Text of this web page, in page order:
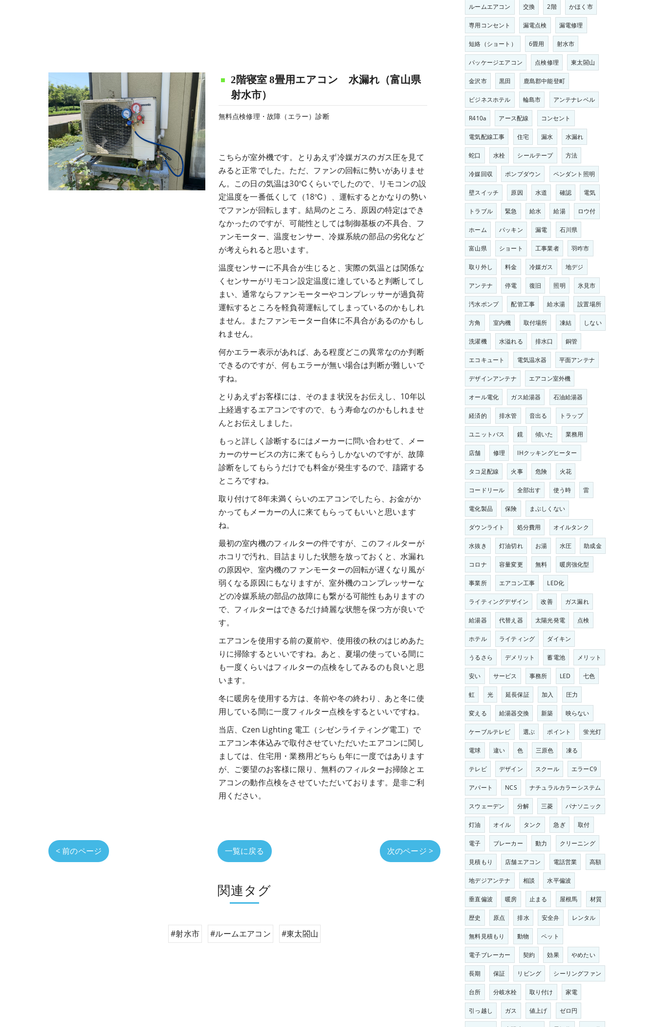
2階寝室 8畳用エアコン 水漏れ（富山県
射水市）
無料点検修理・故障（エラー）診断
こちらが室外機です。とりあえず冷媒ガスのガス圧を見て
みると正常でした。ただ、ファンの回転に勢いがありませ
ん。この日の気温は30℃くらいでしたので、リモコンの設
定温度を一番低くして（18℃）、運転するとかなりの勢い
でファンが回転します。結局のところ、原因の特定はでき
なかったのですが、可能性としては制御基板の不具合、フ
ァンモーター、温度センサー、冷媒系統の部品の劣化など
が考えられると思います。
温度センサーに不具合が生じると、実際の気温とは関係な
くセンサーがリモコン設定温度に達していると判断してし
まい、通常ならファンモーターやコンプレッサーが過負荷
運転するところを軽負荷運転してしまっているのかもしれ
ません。またファンモーター自体に不具合があるのかもし
れません。
何かエラー表示があれば、ある程度どこの異常なのか判断
できるのですが、何もエラーが無い場合は判断が難しいで
すね。
とりあえずお客様には、そのまま状況をお伝えし、10年以
上経過するエアコンですので、もう寿命なのかもしれませ
んとお伝えしました。
もっと詳しく診断するにはメーカーに問い合わせて、メー
カーのサービスの方に来てもらうしかないのですが、故障
診断をしてもらうだけでも料金が発生するので、躊躇する
ところですね。
取り付けて8年未満くらいのエアコンでしたら、お金がか
かってもメーカーの人に来てもらってもいいと思います
ね。
最初の室内機のフィルターの件ですが、このフィルターが
ホコリで汚れ、目詰まりした状態を放っておくと、水漏れ
の原因や、室内機のファンモーターの回転が遅くなり風が
弱くなる原因にもなりますが、室外機のコンプレッサーな
どの冷媒系統の部品の故障にも繋がる可能性もありますの
で、フィルターはできるだけ綺麗な状態を保つ方が良いで
す。
エアコンを使用する前の夏前や、使用後の秋のはじめあた
りに掃除するといいですね。あと、夏場の使っている間に
も一度くらいはフィルターの点検をしてみるのも良いと思
います。
冬に暖房を使用する方は、冬前や冬の終わり、あと冬に使
用している間に一度フィルター点検をするといいですね。
当店、Czen Lighting 電工（シゼンライティング電工）で
エアコン本体込みで取付させていただいたエアコンに関し
ましては、住宅用・業務用どちらも年に一度ではあります
が、ご要望のお客様に限り、無料のフィルターお掃除とエ
アコンの動作点検をさせていただいております。是非ご利
用ください。
< 前のページ 一覧に戻る 次のページ >
関連タグ
#射水市 #ルームエアコン #東太閤山
ルームエアコン 交換 2階 かほく市
専用コンセント 漏電点検 漏電修理
短絡（ショート） 6畳用 射水市
パッケージエアコン 点検修理 東太閤山
金沢市 黒田 鹿島郡中能登町
ビジネスホテル 輪島市 アンテナレベル
R410a アース配線 コンセント
電気配線工事 住宅 漏水 水漏れ
蛇口 水栓 シールテープ 方法
冷媒回収 ポンプダウン ペンダント照明
壁スイッチ 原因 水道 確認 電気
トラブル 緊急 給水 給湯 ロウ付
ホーム パッキン 漏電 石川県
富山県 ショート 工事業者 羽咋市
取り外し 料金 冷媒ガス 地デジ
アンテナ 停電 復旧 照明 氷見市
汚水ポンプ 配管工事 給水湯 設置場所
方角 室内機 取付場所 凍結 しない
洗濯機 水溢れる 排水口 銅管
エコキュート 電気温水器 平面アンテナ
デザインアンテナ エアコン室外機
オール電化 ガス給湯器 石油給湯器
経済的 排水管 音出る トラップ
ユニットバス 鏡 傾いた 業務用
店舗 修理 IHクッキングヒーター
タコ足配線 火事 危険 火花
コードリール 全部出す 使う時 雷
電化製品 保険 まぶしくない
ダウンライト 処分費用 オイルタンク
水抜き 灯油切れ お湯 水圧 助成金
コロナ 容量変更 無料 暖房強化型
事業所 エアコン工事 LED化
ライティングデザイン 改善 ガス漏れ
給湯器 代替え器 太陽光発電 点検
ホテル ライティング ダイキン
うるさら デメリット 蓄電池 メリット
安い サービス 事務所 LED 七色
虹 光 延長保証 加入 圧力
変える 給湯器交換 新築 映らない
ケーブルテレビ 選ぶ ポイント 蛍光灯
電球 違い 色 三原色 凍る
テレビ デザイン スクール エラーC9
アパート NCS ナチュラルカラーシステム
スウェーデン 分解 三菱 パナソニック
灯油 オイル タンク 急ぎ 取付
電子 ブレーカー 動力 クリーニング
見積もり 店舗エアコン 電話営業 高額
地デジアンテナ 相談 水平偏波
垂直偏波 暖房 止まる 屋根馬 材質
歴史 原点 排水 安全弁 レンタル
無料見積もり 動物 ペット
電子ブレーカー 契約 効果 やめたい
長期 保証 リビング シーリングファン
台所 分岐水栓 取り付け 家電
引っ越し ガス 値上げ ゼロ円